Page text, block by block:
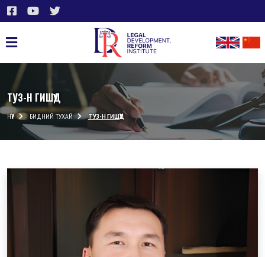
ТУЗ-Н ГИШҮҮД
НҮҮР БИДНИЙ ТУХАЙ ТУЗ-Н ГИШҮҮД